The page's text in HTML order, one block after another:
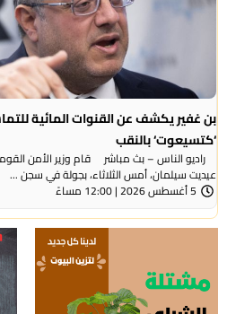
بن غفير يكشف عن القنوات المائية
‘كتسيعوت‘ بالنقب
راديو الناس – بث مباشر قام وزير الأمن القومي
عيديت سيلمان، أمس الثلاثاء، بجولة في سجن ...
5 أغسطس 2026 | 12:00 مساءً